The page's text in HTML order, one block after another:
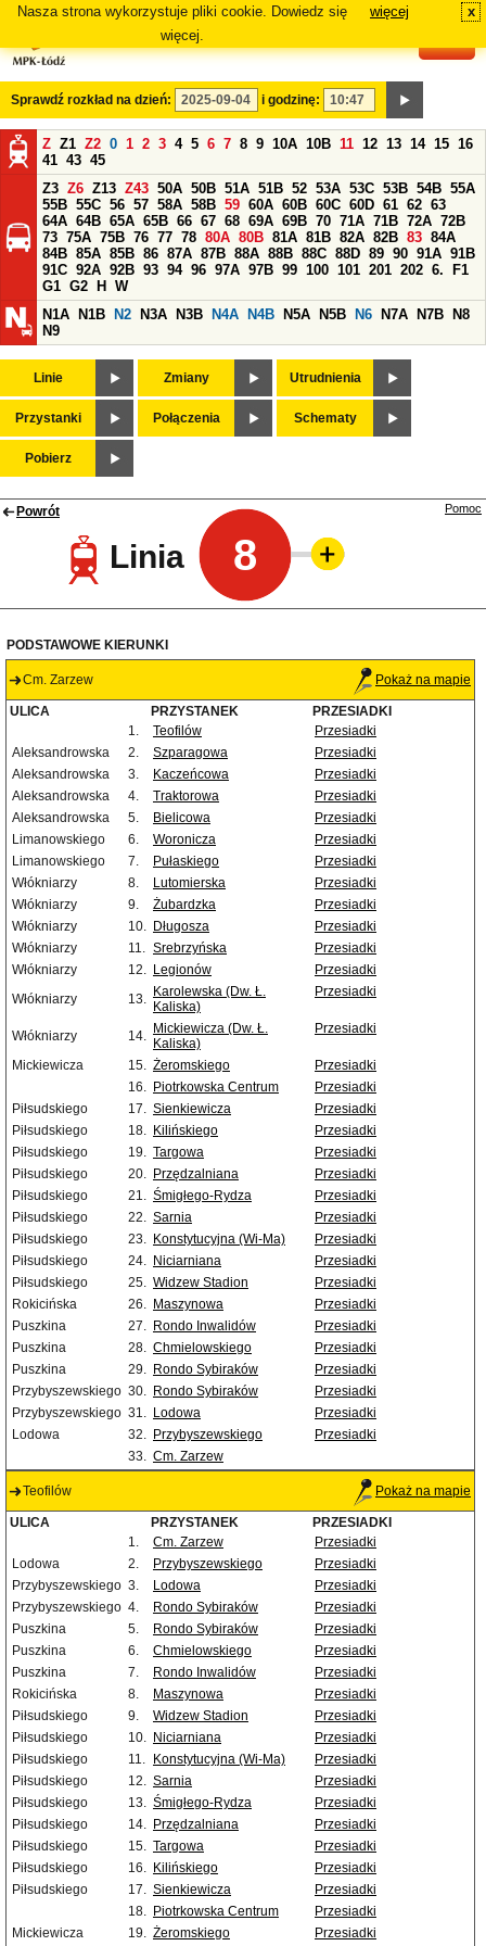
Nasza strona wykorzystuje pliki cookie. Dowiedz się
więcej.
więcej x
Sprawdź rozkład na dzień: i godzinę:
Z Z1 Z2 0 1 2 3 4 5 6 7 8 9 10A 10B 11 12 13 14 15 16
41 43 45
Z3 Z6 Z13 Z43 50A 50B 51A 51B 52 53A 53C 53B 54B 55A
55B 55C 56 57 58A 58B 59 60A 60B 60C 60D 61 62 63
64A 64B 65A 65B 66 67 68 69A 69B 70 71A 71B 72A 72B
73 75A 75B 76 77 78 80A 80B 81A 81B 82A 82B 83 84A
84B 85A 85B 86 87A 87B 88A 88B 88C 88D 89 90 91A 91B
91C 92A 92B 93 94 96 97A 97B 99 100 101 201 202 6.
F1
G1 G2 H
W
N1A
N1B N2 N3A N3B N4A N4B N5A N5B N6 N7A N7B
N8
N9
Linie Zmiany Utrudnienia
Przystanki Połączenia Schematy
Pobierz
Powrót
Linia 8
Pomoc
PODSTAWOWE KIERUNKI
Cm. Zarzew Pokaż na mapie
ULICA PRZYSTANEK
PRZESIADKI
1.
Teofilów
Przesiadki
Aleksandrowska
2. Szparagowa
Przesiadki
Aleksandrowska
3. Kaczeńcowa
Przesiadki
Aleksandrowska
4. Traktorowa
Przesiadki
Aleksandrowska
5. Bielicowa
Przesiadki
Limanowskiego
6. Woronicza
Przesiadki
Limanowskiego
7. Pułaskiego
Przesiadki
Włókniarzy
8. Lutomierska
Przesiadki
Włókniarzy
9. Żubardzka
Przesiadki
Włókniarzy
10. Długosza
Przesiadki
Włókniarzy
11. Srebrzyńska
Przesiadki
Włókniarzy
12. Legionów
Przesiadki
Włókniarzy
13. Karolewska (Dw. Ł.
Kaliska)
Przesiadki
Włókniarzy 14. Mickiewicza (Dw. Ł.
Kaliska)
Przesiadki
Mickiewicza 15. Żeromskiego
Przesiadki
16. Piotrkowska Centrum
Przesiadki
Piłsudskiego
17. Sienkiewicza
Przesiadki
Piłsudskiego
18. Kilińskiego
Przesiadki
Piłsudskiego
19. Targowa
Przesiadki
Piłsudskiego
20. Przędzalniana
Przesiadki
Piłsudskiego
21. Śmigłego-Rydza
Przesiadki
Piłsudskiego
22. Sarnia
Przesiadki
Piłsudskiego
23. Konstytucyjna (Wi-Ma)
Przesiadki
Piłsudskiego
24. Niciarniana
Przesiadki
Piłsudskiego
25. Widzew Stadion
Przesiadki
Rokicińska
26. Maszynowa
Przesiadki
Puszkina
27. Rondo Inwalidów
Przesiadki
Puszkina
28. Chmielowskiego
Przesiadki
Puszkina
29. Rondo Sybiraków
Przesiadki
Przybyszewskiego 30. Rondo Sybiraków
Przesiadki
Przybyszewskiego 31. Lodowa
Przesiadki
Lodowa
32. Przybyszewskiego
Przesiadki
33. Cm. Zarzew
Teofilów Pokaż na mapie
ULICA PRZYSTANEK
PRZESIADKI
1.
Cm. Zarzew
Przesiadki
Lodowa
2. Przybyszewskiego
Przesiadki
Przybyszewskiego 3. Lodowa
Przesiadki
Przybyszewskiego 4. Rondo Sybiraków
Przesiadki
Puszkina
5. Rondo Sybiraków
Przesiadki
Puszkina
6. Chmielowskiego
Przesiadki
Puszkina
7. Rondo Inwalidów
Przesiadki
Rokicińska
8. Maszynowa
Przesiadki
Piłsudskiego
9. Widzew Stadion
Przesiadki
Piłsudskiego
10. Niciarniana
Przesiadki
Piłsudskiego
11. Konstytucyjna (Wi-Ma)
Przesiadki
Piłsudskiego
12. Sarnia
Przesiadki
Piłsudskiego
13. Śmigłego-Rydza
Przesiadki
Piłsudskiego
14. Przędzalniana
Przesiadki
Piłsudskiego
15. Targowa
Przesiadki
Piłsudskiego
16. Kilińskiego
Przesiadki
Piłsudskiego
17. Sienkiewicza
Przesiadki
18. Piotrkowska Centrum
Przesiadki
Mickiewicza
19. Żeromskiego Przesiadki